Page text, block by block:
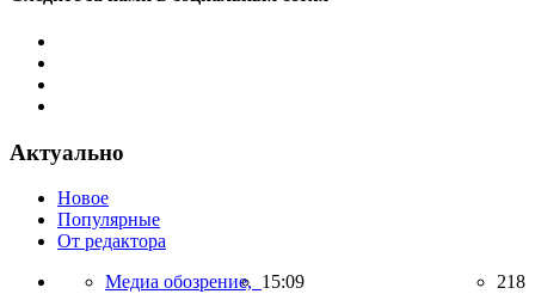
Актуально
Новое
Популярные
От редактора
Медиа обозрение, 15:09 218